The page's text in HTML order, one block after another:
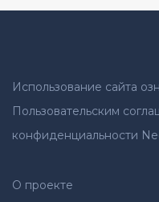
Использование сайта
Пользовательским
конфиденциальности
О проекте